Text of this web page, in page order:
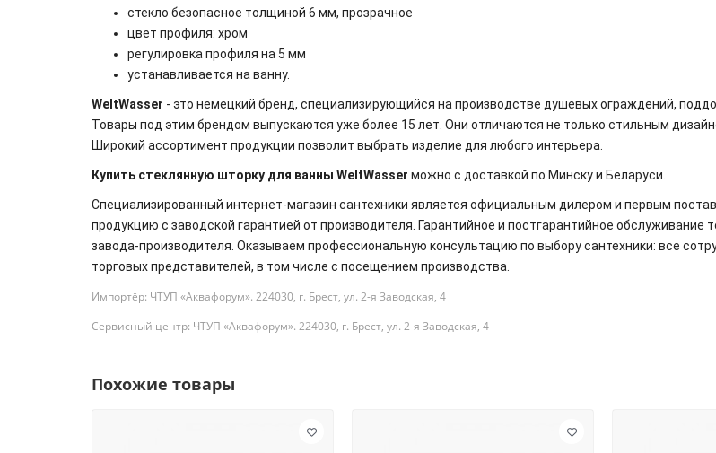
стекло безопасное толщиной 6 мм, прозрачное
цвет профиля: хром
регулировка профиля на 5 мм
устанавливается на ванну.
WeltWasser - это немецкий бренд, специализирующийся на производстве душевых ограждений,
Товары под этим брендом выпускаются уже более 15 лет. Они отличаются не только стильным
Широкий ассортимент продукции позволит выбрать изделие для любого интерьера.
Купить стеклянную шторку для ванны WeltWasser можно с доставкой по Минску и Беларуси.
Специализированный интернет-магазин сантехники является официальным дилером и первым
продукцию с заводской гарантией от производителя. Гарантийное и постгарантийное
завода-производителя. Оказываем профессиональную консультацию по выбору сантехники: все
торговых представителей, в том числе с посещением производства.
Импортёр: ЧТУП «Аквафорум». 224030, г. Брест, ул. 2-я Заводская, 4
Сервисный центр: ЧТУП «Аквафорум». 224030, г. Брест, ул. 2-я Заводская, 4
Похожие товары